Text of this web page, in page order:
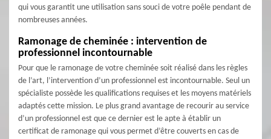
qui vous garantit une utilisation sans souci de votre poêle pendant de
nombreuses années.
Ramonage de cheminée : intervention de
professionnel incontournable
Pour que le ramonage de votre cheminée soit réalisé dans les règles
de l’art, l’intervention d’un professionnel est incontournable. Seul un
spécialiste possède les qualifications requises et les moyens matériels
adaptés cette mission. Le plus grand avantage de recourir au service
d’un professionnel est que ce dernier est le apte à établir un
certificat de ramonage qui vous permet d’être couverts en cas de